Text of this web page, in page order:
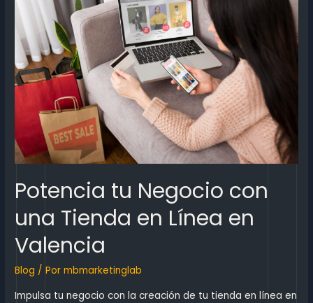
Potencia tu Negocio con
una Tienda en Línea en
Valencia
Blog / Pormbmarketinglab
Impulsa tu negocio con la creación de tu tienda en línea en